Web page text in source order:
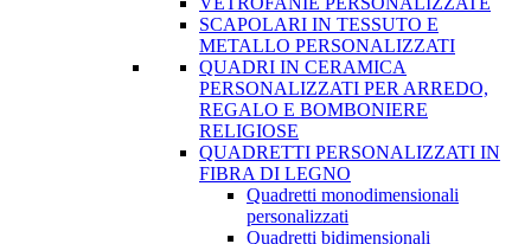
SCAPOLARI IN TESSUTO E
METALLO PERSONALIZZATI
QUADRI IN CERAMICA
PERSONALIZZATI PER ARREDO,
REGALO E BOMBONIERE
RELIGIOSE
QUADRETTI PERSONALIZZATI IN
FIBRA DI LEGNO
Quadretti monodimensionali
personalizzati
Quadretti bidimensionali